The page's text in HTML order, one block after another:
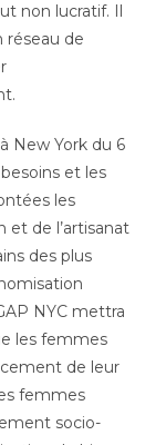
non lucratif. Il
de
New York du 6
et les
les
et de l’artisanat
des plus
NYC mettra
les femmes
de leur
femmes
socio-